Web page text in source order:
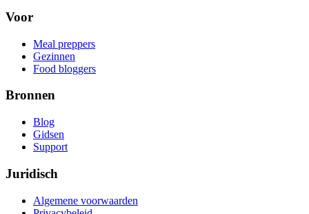
Voor
Meal preppers
Gezinnen
Food bloggers
Bronnen
Blog
Gidsen
Support
Juridisch
Algemene voorwaarden